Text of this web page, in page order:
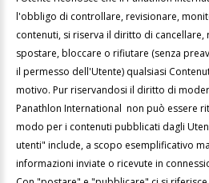
l'obbligo di controllare, revisionare,
contenuti, si riserva il diritto di
spostare, bloccare o rifiutare (senza
il permesso dell'Utente) qualsiasi
motivo. Pur riservandosi il diritto di
Panathlon International non può essere
modo per i contenuti pubblicati dagli
utenti" include, a scopo esemplificativo
informazioni inviate o ricevute in